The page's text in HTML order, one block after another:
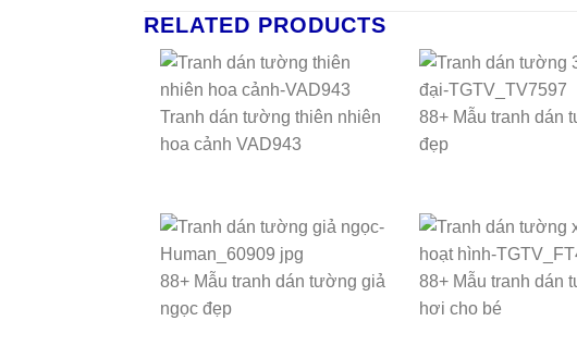
RELATED PRODUCTS
Tranh dán tường thiên nhiên
hoa cảnh VAD943
88+ Mẫu tranh dán
đẹp
88+ Mẫu tranh dán tường giả
ngọc đẹp
88+ Mẫu tranh dán
hơi cho bé